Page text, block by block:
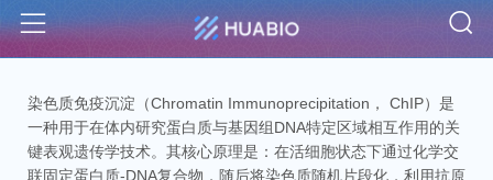
Menu
染色质免疫沉淀（Chromatin Immunoprecipitation， ChIP）是
一种用于在体内研究蛋白质与基因组DNA特定区域相互作用的关
键表观遗传学技术。其核心原理是：在活细胞状态下通过化学交
联固定蛋白质-DNA复合物，随后将染色质随机片段化，利用抗原